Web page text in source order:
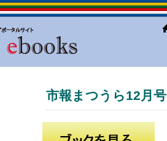
市報まつうら12月号